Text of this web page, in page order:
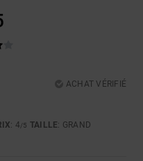
ACHAT VÉRIFIÉ
: 4/5 TAILLE: GRAND